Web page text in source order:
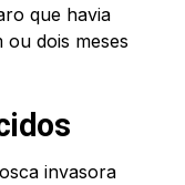
que havia
dois meses
invasora